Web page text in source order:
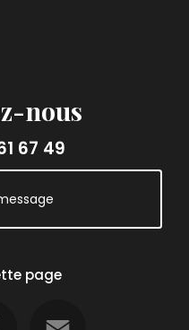
nous
67 49
page